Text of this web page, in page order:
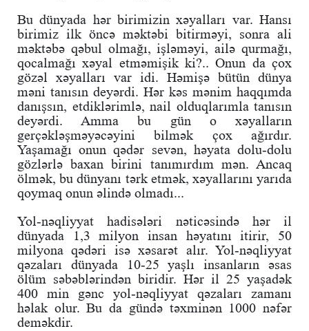
Bu dünyada hər birimizin xəyalları var. Hansı
birimiz ilk öncə məktəbi bitirməyi, sonra ali
məktəbə qəbul olmağı, işləməyi, ailə qurmağı,
qocalmağı xəyal etməmişik ki?.. Onun da çox
gözəl xəyalları var idi. Həmişə bütün dünya
məni tanısın deyərdi. Hər kəs mənim haqqımda
danışsın, etdiklərimlə, nail olduqlarımla tanısın
deyərdi. Amma bu gün o xəyalların
gerçəkləşməyəcəyini bilmək çox ağırdır.
Yaşamağı onun qədər sevən, həyata dolu-dolu
gözlərlə baxan birini tanımırdım mən. Ancaq
ölmək, bu dünyanı tərk etmək, xəyallarını yarıda
qoymaq onun əlində olmadı...
Yol-nəqliyyat hadisələri nəticəsində hər il
dünyada 1,3 milyon insan həyatını itirir, 50
milyona qədəri isə xəsarət alır. Yol-nəqliyyat
qəzaları dünyada 10-25 yaşlı insanların əsas
ölüm səbəblərindən biridir. Hər il 25 yaşadək
400 min gənc yol-nəqliyyat qəzaları zamanı
həlak olur. Bu da gündə təxminən 1000 nəfər
deməkdir.